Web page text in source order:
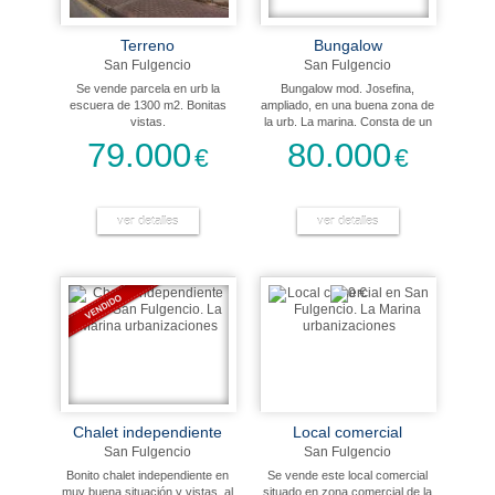
Terreno
San Fulgencio
Se vende parcela en urb la
escuera de 1300 m2. Bonitas
vistas.
79.000€
ver detalles
Bungalow
San Fulgencio
Bungalow mod. Josefina,
ampliado, en una buena zona de
la urb. La marina. Consta de un
dividirse en 2, cocina americana,
salón/comedor , 2 baños,
acondicionado en el dormitorio.
80.000€
ver detalles
Chalet independiente
San Fulgencio
Bonito chalet independiente en
muy buena situación y vistas, al
Local comercial
San Fulgencio
Se vende este local comercial
situado en zona comercial de la